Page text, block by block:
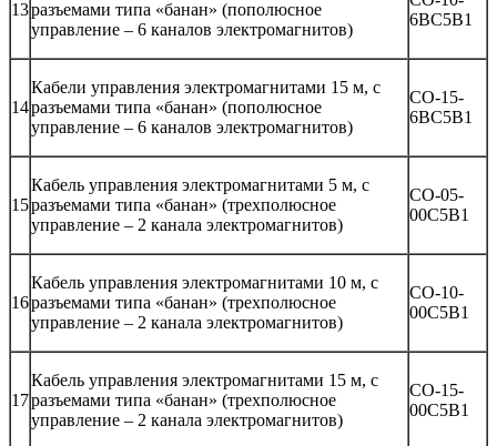
13разъемами типа «банан» (пополюсное
управление – 6 каналов электромагнитов)
6BC5B1
14
Кабели управления электромагнитами 15 м, с
разъемами типа «банан» (пополюсное
управление – 6 каналов электромагнитов)
CO-15-
6BC5B1
15
Кабель управления электромагнитами 5 м, с
разъемами типа «банан» (трехполюсное
управление – 2 канала электромагнитов)
CO-05-
00C5B1
16
Кабель управления электромагнитами 10 м, с
разъемами типа «банан» (трехполюсное
управление – 2 канала электромагнитов)
CO-10-
00C5B1
17
Кабель управления электромагнитами 15 м, с
разъемами типа «банан» (трехполюсное
управление – 2 канала электромагнитов)
CO-15-
00C5B1